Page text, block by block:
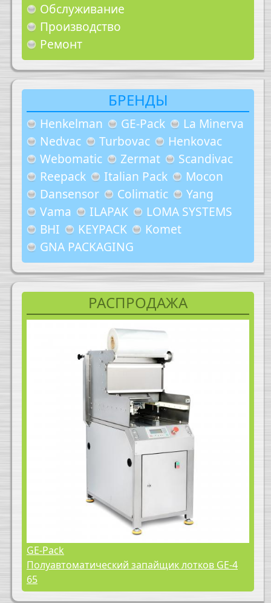
Обслуживание
Производство
Ремонт
БРЕНДЫ
Henkelman GE-Pack
La Minerva
Nedvac
Turbovac
Henkovac
Webomatic
Zermat
Scandivac
Reepack
Italian Pack
Mocon
Dansensor
Colimatic
Yang
Vama
ILAPAK
LOMA SYSTEMS
BHI
KEYPACK
Komet
GNA PACKAGING
РАСПРОДАЖА
GE-Pack
Полуавтоматический запайщик лотков GE-4
65